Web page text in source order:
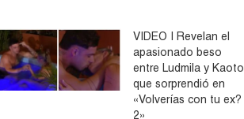
VIDEO | Revelan el
apasionado beso
entre Ludmila y Kaoto
que sorprendió en
«Volverías con tu ex?
2»